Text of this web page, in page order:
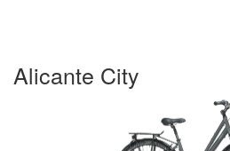
Alicante City